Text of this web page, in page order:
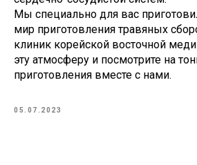
Мы специально для вас
мир приготовления травяных
клиник корейской восточной
эту атмосферу и посмотрите на
приготовления вместе с нами.
05.07.2023